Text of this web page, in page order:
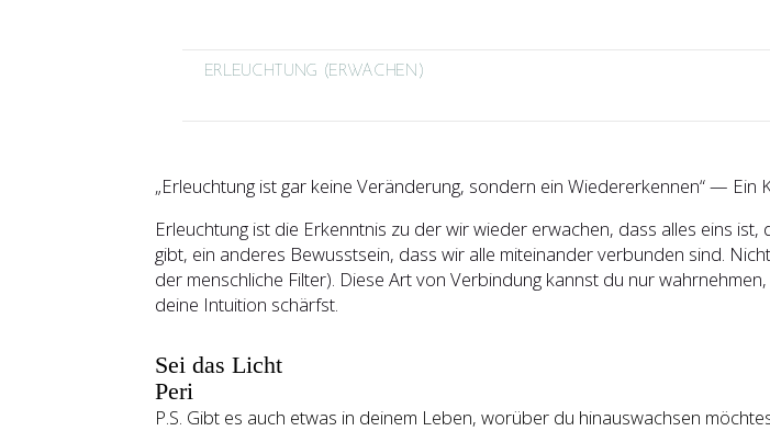
ERLEUCHTUNG (ERWACHEN)
„Erleuchtung ist gar keine Veränderung, sondern ein Wiedererkennen“ — Ein
Erleuchtung ist die Erkenntnis zu der wir wieder erwachen, dass alles eins
gibt, ein anderes Bewusstsein, dass wir alle miteinander verbunden sind.
der menschliche Filter). Diese Art von Verbindung kannst du nur
deine Intuition schärfst.
Sei das Licht
Peri
P.S. Gibt es auch etwas in deinem Leben, worüber du hinauswachsen